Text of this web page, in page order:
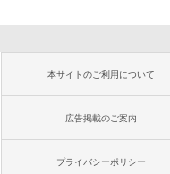
本サイトのご利用について
広告掲載のご案内
プライバシーポリシー